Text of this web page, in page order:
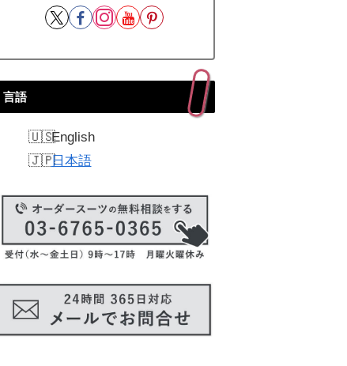
言語
English
日本語